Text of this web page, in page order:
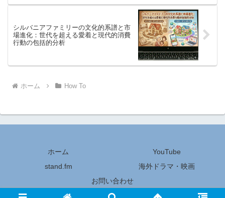
シルバニアファミリーの文化的系譜と市
場進化：世代を超える愛着と現代的消費
行動の包括的分析
ホーム How To
ホーム
YouTube
stand.fm
海外ドラマ・映画
お問い合わせ